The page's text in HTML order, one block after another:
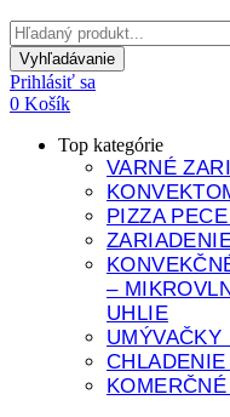
Vyhľadávanie
Prihlásiť sa
0 Košík
Top kategórie
VARNÉ
PIZZA
–
UHLIE
UMÝVAČKY